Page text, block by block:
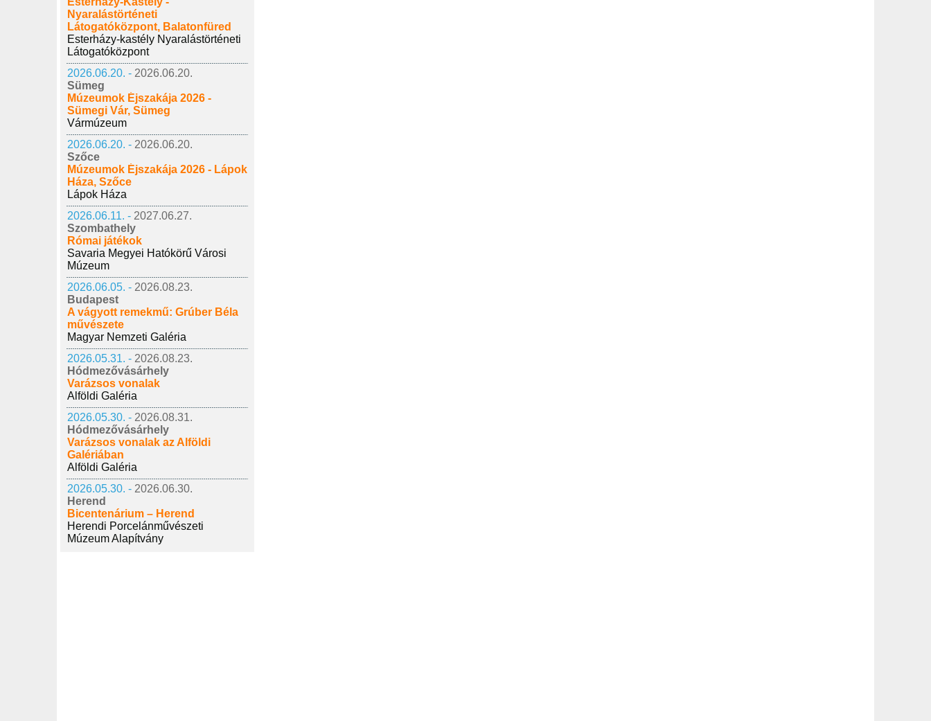
Nyaralástörténeti
Látogatóközpont, Balatonfüred
Esterházy-kastély Nyaralástörténeti
Látogatóközpont
2026.06.20. - 2026.06.20.
Sümeg
Múzeumok Éjszakája 2026 -
Sümegi Vár, Sümeg
Vármúzeum
2026.06.20. - 2026.06.20.
Szőce
Múzeumok Éjszakája 2026 - Lápok
Háza, Szőce
Lápok Háza
2026.06.11. - 2027.06.27.
Szombathely
Római játékok
Savaria Megyei Hatókörű Városi
Múzeum
2026.06.05. - 2026.08.23.
Budapest
A vágyott remekmű: Grúber Béla
művészete
Magyar Nemzeti Galéria
2026.05.31. - 2026.08.23.
Hódmezővásárhely
Varázsos vonalak
Alföldi Galéria
2026.05.30. - 2026.08.31.
Hódmezővásárhely
Varázsos vonalak az Alföldi
Galériában
Alföldi Galéria
2026.05.30. - 2026.06.30.
Herend
Bicentenárium – Herend
Herendi Porcelánművészeti
Múzeum Alapítvány